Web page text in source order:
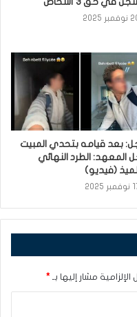
2025
بعد قيامه بتحدي المبيت
المعهد: الطرد النهائي
(فيديو)
2025
مشار إليها بـ *